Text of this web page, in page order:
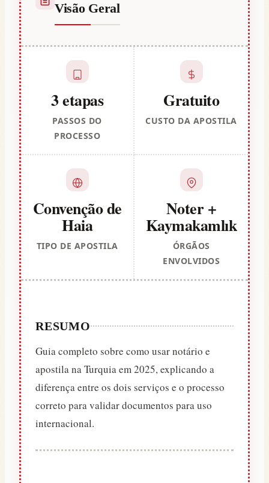
Visão Geral
3 etapas
PASSOS DO
PROCESSO
Gratuito
CUSTO DA APOSTILA
Convenção de
Haia
TIPO DE APOSTILA
Noter +
Kaymakamlık
ÓRGÃOS
ENVOLVIDOS
RESUMO
Guia completo sobre como usar notário e
apostila na Turquia em 2025, explicando a
diferença entre os dois serviços e o processo
correto para validar documentos para uso
internacional.